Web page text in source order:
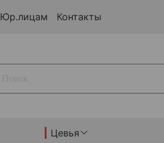
Юр.лицам Контакты
Цевья